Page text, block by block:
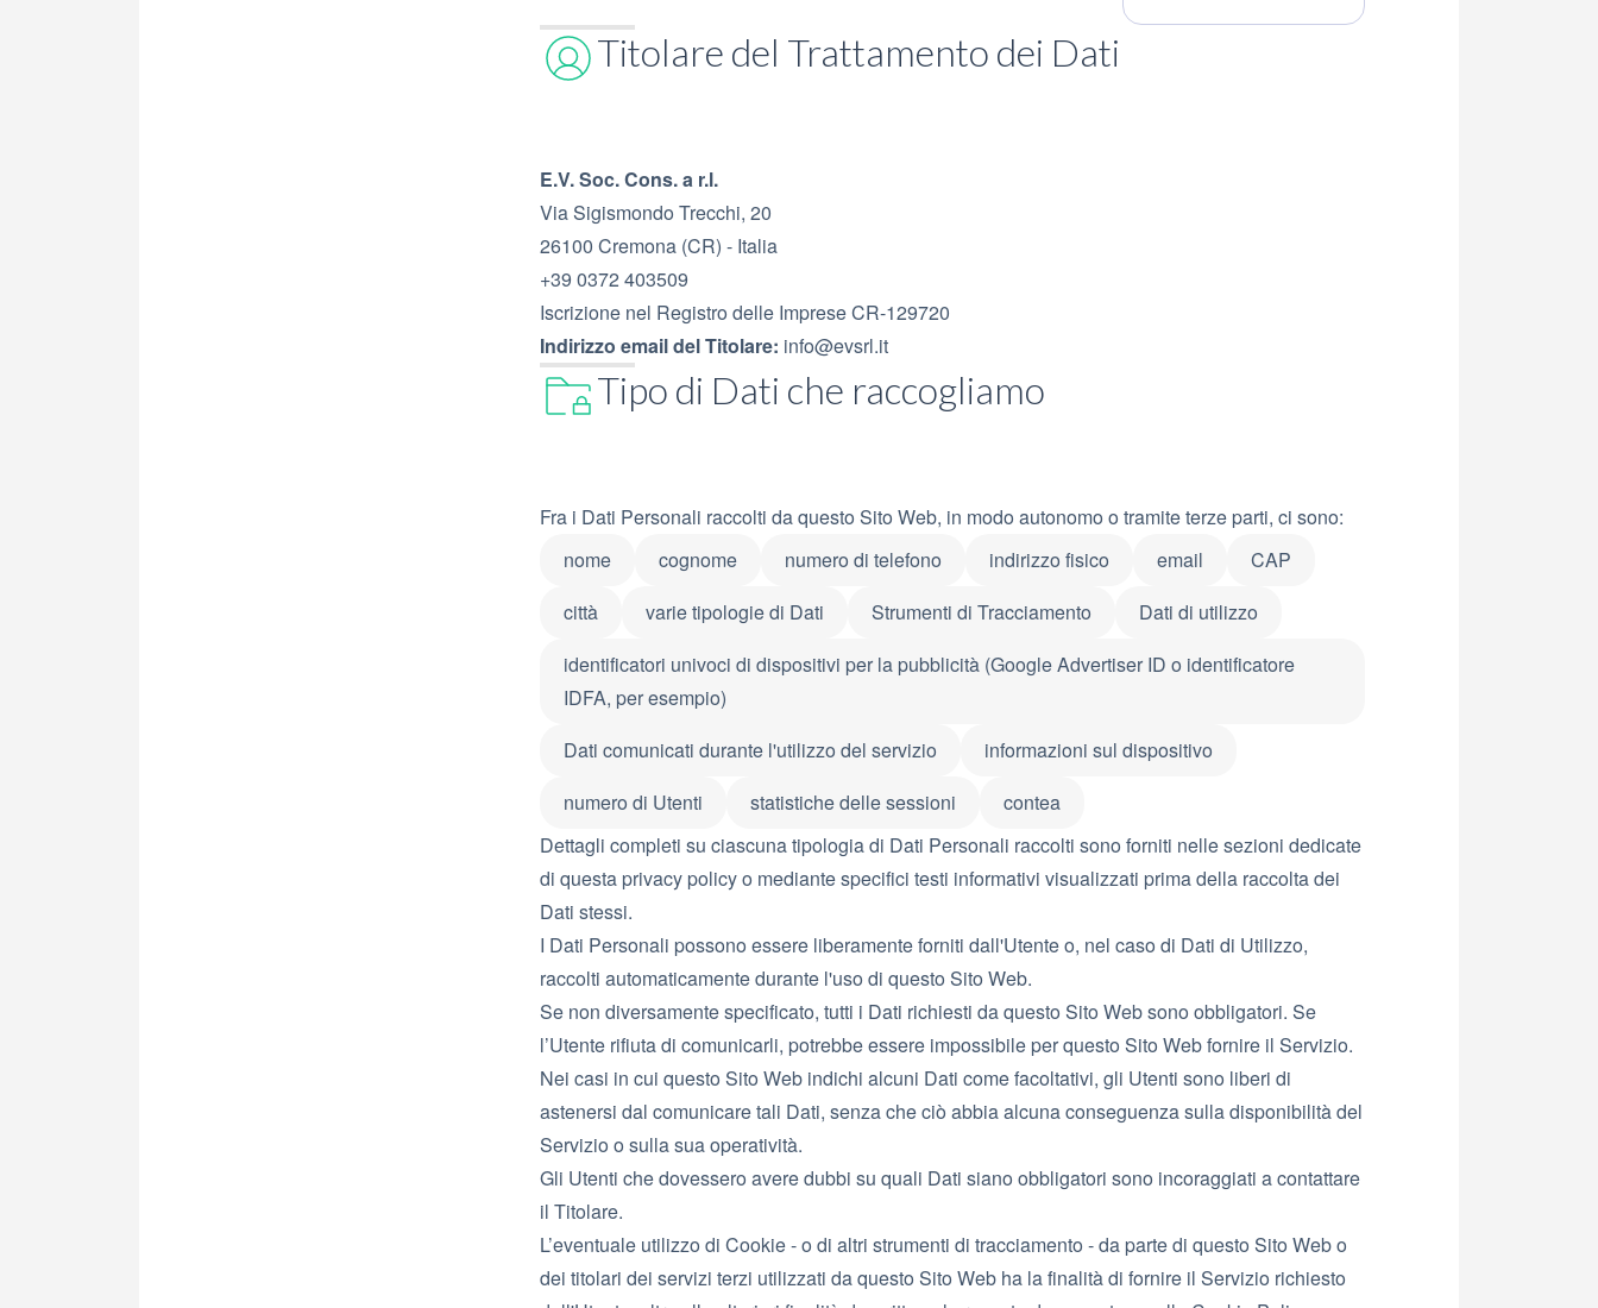
Titolare del Trattamento dei Dati
E.V. Soc. Cons. a r.l.
Via Sigismondo Trecchi, 20
26100 Cremona (CR) - Italia
+39 0372 403509
Iscrizione nel Registro delle Imprese CR-129720
Indirizzo email del Titolare: info@evsrl.it
Tipo di Dati che raccogliamo
Fra i Dati Personali raccolti da questo Sito Web, in modo autonomo o tramite terze parti, ci sono:
nome
cognome numero di telefono indirizzo fisico email
CAP
città
varie tipologie di Dati Strumenti di Tracciamento
Dati di utilizzo
identificatori univoci di dispositivi per la pubblicità (Google Advertiser ID o identificatore
IDFA, per esempio)
Dati comunicati durante l'utilizzo del servizio
informazioni sul dispositivo
numero di Utenti
statistiche delle sessioni
contea
Dettagli completi su ciascuna tipologia di Dati Personali raccolti sono forniti nelle sezioni dedicate
di questa privacy policy o mediante specifici testi informativi visualizzati prima della raccolta dei
Dati stessi.
I Dati Personali possono essere liberamente forniti dall'Utente o, nel caso di Dati di Utilizzo,
raccolti automaticamente durante l'uso di questo Sito Web.
Se non diversamente specificato, tutti i Dati richiesti da questo Sito Web sono obbligatori. Se
l’Utente rifiuta di comunicarli, potrebbe essere impossibile per questo Sito Web fornire il Servizio.
Nei casi in cui questo Sito Web indichi alcuni Dati come facoltativi, gli Utenti sono liberi di
astenersi dal comunicare tali Dati, senza che ciò abbia alcuna conseguenza sulla disponibilità del
Servizio o sulla sua operatività.
Gli Utenti che dovessero avere dubbi su quali Dati siano obbligatori sono incoraggiati a contattare
il Titolare.
L’eventuale utilizzo di Cookie - o di altri strumenti di tracciamento - da parte di questo Sito Web o
dei titolari dei servizi terzi utilizzati da questo Sito Web ha la finalità di fornire il Servizio richiesto